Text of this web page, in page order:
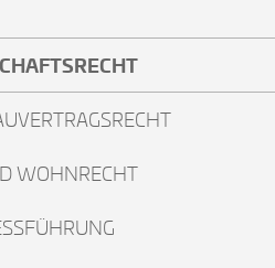
WOHNRECHT